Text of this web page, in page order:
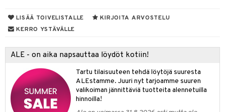
LISÄÄ TOIVELISTALLE
KIRJOITA ARVOSTELU
KERRO YSTÄVÄLLE
ALE - on aika napsauttaa löydöt kotiin!
Tartu tilaisuuteen tehdä löytöjä suuresta
ALEstamme. Juuri nyt tarjoamme suuren
valikoiman jännittäviä tuotteita alennetuilla
hinnoilla!
iho
& Puremat
Suolisto
Suolisto
& Tikut
& Suihkeet
& Kuume
& Käheys
Mineraalit